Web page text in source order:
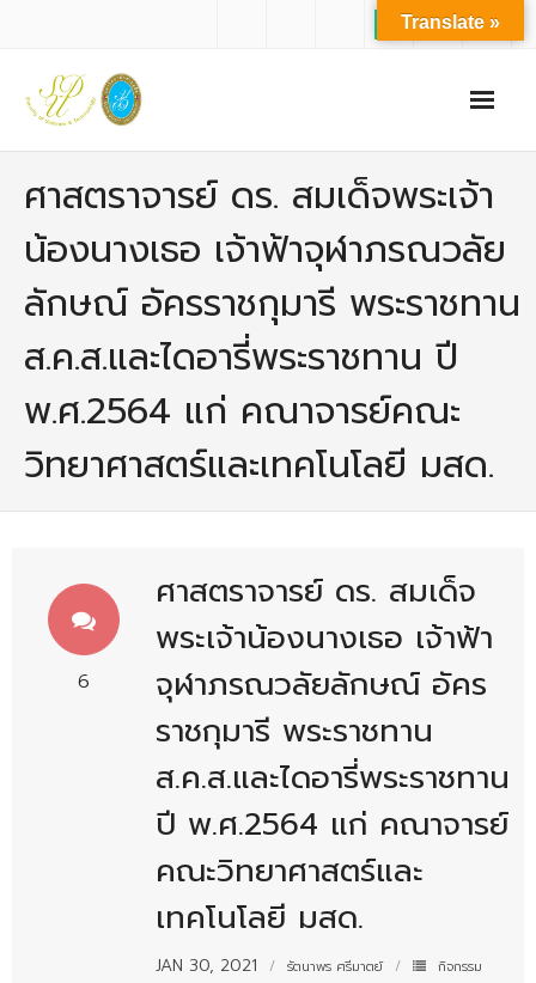
- ปรัชญาการจัดการศึกษา มหาวิทยาลัยสวนดุสิต
- ปรัชญา วิสัยทัศน์ พันธกิจ ของคณะ
- ประวัติความเป็นมาของคณะ
- บุคลากร
- - สำนักงานคณะวิทยาศาสตร์และเทคโนโลยี
- - บุคลากรวิชาการ
หลักสูตร
- วิทยาศาสตรบัณฑิต
- - วิทยาการคอมพิวเตอร์
- - วิทยาศาสตร์เครื่องสำอาง
- - อาชีวอนามัยและความปลอดภัย
ศาสตราจารย์ ดร. สมเด็จพระเจ้า
น้องนางเธอ เจ้าฟ้าจุฬาภรณวลัย
ลักษณ์ อัครราชกุมารี พระราชทาน
ส.ค.ส.และไดอารี่พระราชทาน ปี
พ.ศ.2564 แก่ คณาจารย์คณะ
วิทยาศาสตร์และเทคโนโลยี มสด.
ศาสตราจารย์ ดร. สมเด็จ
พระเจ้าน้องนางเธอ เจ้าฟ้า
จุฬาภรณวลัยลักษณ์ อัคร
ราชกุมารี พระราชทาน
ส.ค.ส.และไดอารี่พระราชทาน
ปี พ.ศ.2564 แก่ คณาจารย์
คณะวิทยาศาสตร์และ
เทคโนโลยี มสด.
JAN 30, 2021 รัตนาพร ศรีมาตย์
6
กิจกรรม
Translate »